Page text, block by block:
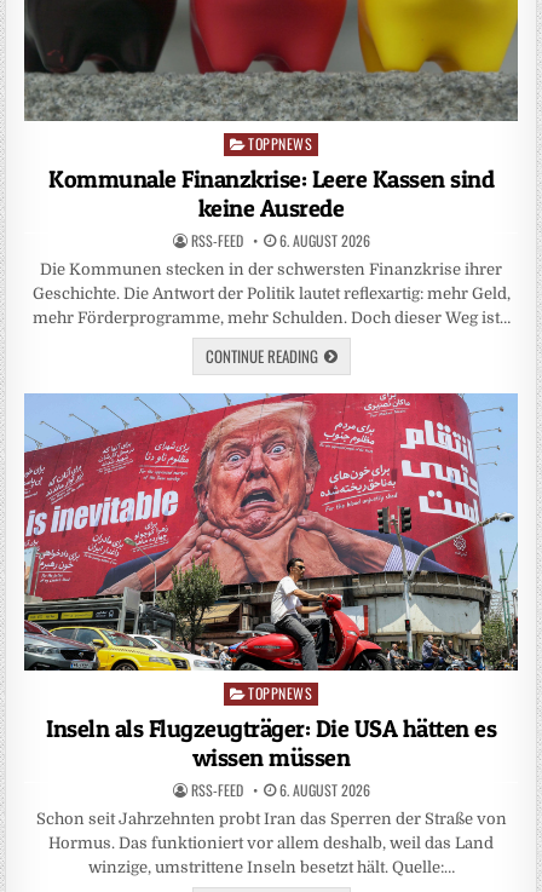
Posted
TOPPNEWS
Kommunale Finanzkrise: Leere Kassen sind
keine Ausrede
RSS-FEED 6. AUGUST 2026
Die Kommunen stecken in der schwersten Finanzkrise ihrer
Geschichte. Die Antwort der Politik lautet reflexartig: mehr Geld,
mehr Förderprogramme, mehr Schulden. Doch dieser Weg ist…
CONTINUE READING
Posted
TOPPNEWS
Inseln als Flugzeugträger: Die USA hätten es
wissen müssen
RSS-FEED 6. AUGUST 2026
Schon seit Jahrzehnten probt Iran das Sperren der Straße von
Hormus. Das funktioniert vor allem deshalb, weil das Land
winzige, umstrittene Inseln besetzt hält. Quelle:…